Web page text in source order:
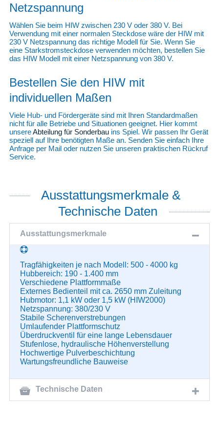
Netzspannung
Wählen Sie beim HIW zwischen 230 V oder 380 V. Bei
Verwendung mit einer normalen Steckdose wäre der HIW mit
230 V Netzspannung das richtige Modell für Sie. Wenn Sie
eine Starkstromsteckdose verwenden möchten, bestellen Sie
das HIW Modell mit einer Netzspannung von 380 V.
Bestellen Sie den HIW mit
individuellen Maßen
Viele Hub- und Fördergeräte sind mit Ihren Standardmaßen
nicht für alle Betriebe und Situationen geeignet. Hier kommt
unsereAbteilung für Sonderbauins Spiel. Wir passen Ihr Gerät
speziell auf Ihre benötigten Maße an. Senden Sie einfach Ihre
Anfrage per Mail oder nutzen Sie unseren praktischen Rückruf
Service.
Ausstattungsmerkmale &
Technische Daten
Ausstattungsmerkmale
Tragfähigkeiten je nach Modell: 500 - 4000 kg
Hubbereich: 190 - 1.400 mm
Verschiedene Plattformmaße
Externes Bedienteil mit ca. 2650 mm Zuleitung
Hubmotor: 1,1 kW oder 1,5 kW (HIW2000)
Netzspannung: 380/230 V
Stabile Scherenverstrebungen
Umlaufender Plattformschutz
Überdruckventil für eine lange Lebensdauer
Stufenlose, hydraulische Höhenverstellung
Hochwertige Pulverbeschichtung
Wartungsfreundliche Bauweise
Technische Daten